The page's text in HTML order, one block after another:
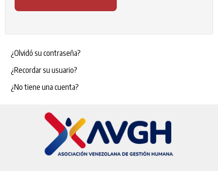
¿Olvidó su contraseña?
¿Recordar su usuario?
¿No tiene una cuenta?